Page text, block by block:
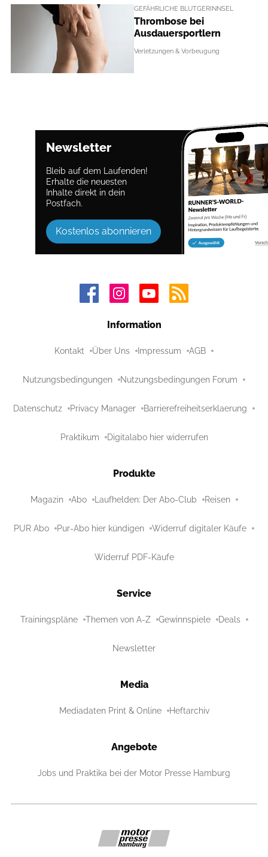
GEFÄHRLICHE BLUTGERINNSEL
Thrombose bei
Ausdauersportlern
Verletzungen & Vorbeugung
Newsletter
Bleib auf dem Laufenden!
Erhalte die neuesten
Inhalte direkt in dein
Postfach.
Kostenlos abonnieren
Information
Kontakt Über Uns Impressum AGB
Nutzungsbedingungen Nutzungsbedingungen Forum
Datenschutz Privacy Manager Barrierefreiheitserklaerung
Praktikum Digitalabo hier widerrufen
Produkte
Magazin Abo Laufhelden: Der Abo-Club Reisen
PUR Abo Pur-Abo hier kündigen Widerruf digitaler Käufe
Widerruf PDF-Käufe
Service
Trainingspläne Themen von A-Z Gewinnspiele Deals
Newsletter
Media
Mediadaten Print & Online Heftarchiv
Angebote
Jobs und Praktika bei der Motor Presse Hamburg